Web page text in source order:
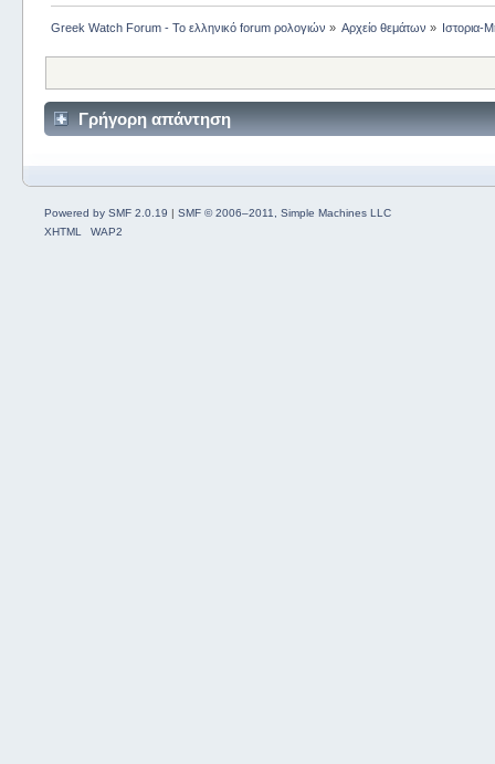
Greek Watch Forum - Το ελληνικό forum ρολογιών » Αρχείο θεμάτων » Ιστορια-
Γρήγορη απάντηση
Powered by SMF 2.0.19 | SMF © 2006–2011, Simple Machines LLC
XHTML
WAP2